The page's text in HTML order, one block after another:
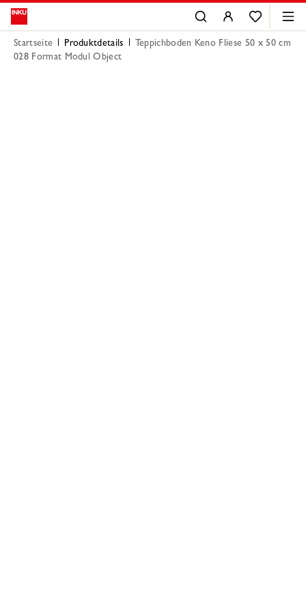
Startseite Produktdetails
Teppichboden Keno Fliese 50 x 50 cm
028 Format Modul Object